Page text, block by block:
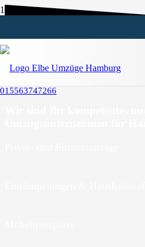
015563747266